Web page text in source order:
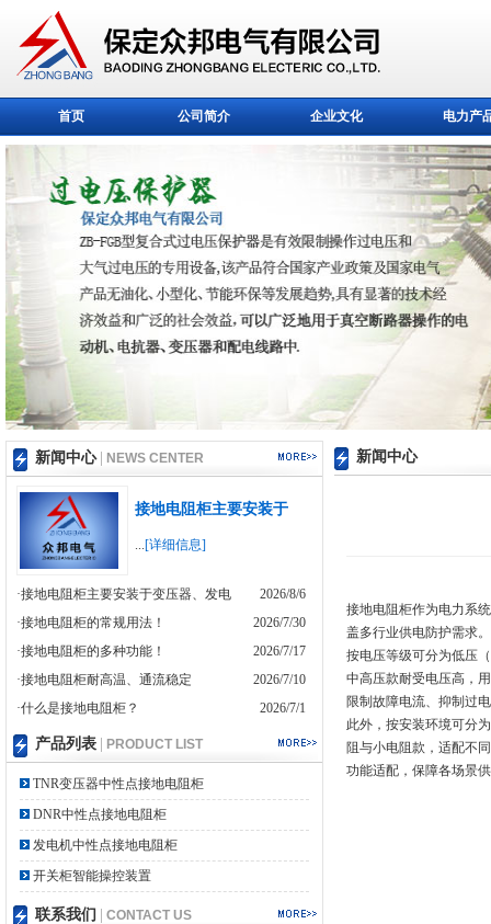
首页 公司简介 企业文化 电力产
新闻中心 NEWS CENTER
接地电阻柜主要安装于
...[详细信息]
·接地电阻柜主要安装于变压器、发电
2026/8/6
·接地电阻柜的常规用法！
2026/7/30
·接地电阻柜的多种功能！
2026/7/17
·接地电阻柜耐高温、通流稳定
2026/7/10
·什么是接地电阻柜？
2026/7/1
产品列表 PRODUCT LIST
TNR变压器中性点接地电阻柜
DNR中性点接地电阻柜
发电机中性点接地电阻柜
开关柜智能操控装置
联系我们 CONTACT US
新闻中心
接地电阻柜作为电力系
盖多行业供电防护需求。
按电压等级可分为低压
中高压款耐受电压高，
限制故障电流、抑制过
此外，按安装环境可分
阻与小电阻款，适配不
功能适配，保障各场景